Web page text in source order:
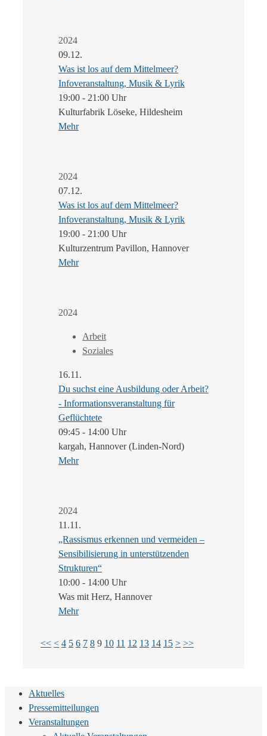
2024
09.12.
Was ist los auf dem Mittelmeer?
Infoveranstaltung, Musik & Lyrik
19:00 - 21:00 Uhr
Kulturfabrik Löseke, Hildesheim
Mehr
2024
07.12.
Was ist los auf dem Mittelmeer?
Infoveranstaltung, Musik & Lyrik
19:00 - 21:00 Uhr
Kulturzentrum Pavillon, Hannover
Mehr
2024
Arbeit
Soziales
16.11.
Du suchst eine Ausbildung oder Arbeit?
- Informationsveranstaltung für
Geflüchtete
09:45 - 14:00 Uhr
kargah, Hannover (Linden-Nord)
Mehr
2024
11.11.
„Rassismus erkennen und vermeiden –
Sensibilisierung in unterstützenden
Strukturen“
10:00 - 14:00 Uhr
Was mit Herz, Hannover
Mehr
<< < 4 5 6 7 8 9 10 11 12 13 14 15 > >>
Aktuelles
Pressemitteilungen
Veranstaltungen